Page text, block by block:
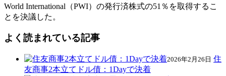
World International（PWI）の発行済株式の51％を取得するこ
とを決議した。
よく読まれている記事
2026年2月26日 住
友商事2本立てドル債：1Dayで決着